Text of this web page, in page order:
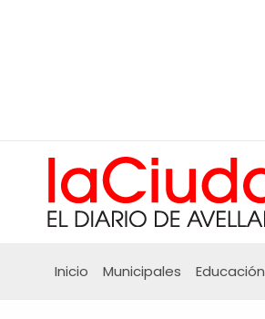
Inicio Municipales Educación